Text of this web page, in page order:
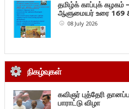
தமிழ்க் காப்புக்
ஆளுமையர் உரை 169
08 July 2026
நிகழ்வுகள்
கவிஞர் புத்தேரி
பாராட்டு விழா